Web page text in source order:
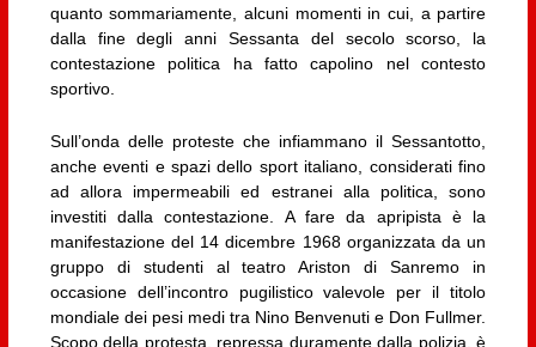
quanto sommariamente, alcuni momenti in cui, a partire
dalla fine degli anni Sessanta del secolo scorso, la
contestazione politica ha fatto capolino nel contesto
sportivo.
Sull’onda delle proteste che infiammano il Sessantotto,
anche eventi e spazi dello sport italiano, considerati fino
ad allora impermeabili ed estranei alla politica, sono
investiti dalla contestazione. A fare da apripista è la
manifestazione del 14 dicembre 1968 organizzata da un
gruppo di studenti al teatro Ariston di Sanremo in
occasione dell’incontro pugilistico valevole per il titolo
mondiale dei pesi medi tra Nino Benvenuti e Don Fullmer.
Scopo della protesta, repressa duramente dalla polizia, è